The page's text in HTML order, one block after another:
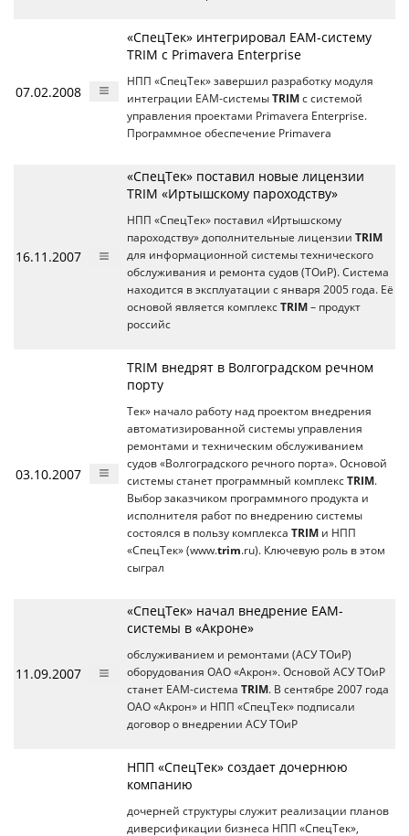
07.02.2008
«СпецТек» интегрировал EAM-систему
TRIM с Primavera Enterprise
НПП «СпецТек» завершил разработку модуля
интеграции EAM-системы TRIM с системой
управления проектами Primavera Enterprise.
Программное обеспечение Primavera
16.11.2007
«СпецТек» поставил новые лицензии
TRIM «Иртышскому пароходству»
НПП «СпецТек» поставил «Иртышскому
пароходству» дополнительные лицензии TRIM
для информационной системы технического
обслуживания и ремонта судов (ТОиР). Система
находится в эксплуатации с января 2005 года. Её
основой является комплекс TRIM – продукт
российс
03.10.2007
TRIM внедрят в Волгоградском речном
порту
Тек» начало работу над проектом внедрения
автоматизированной системы управления
ремонтами и техническим обслуживанием
судов «Волгоградского речного порта». Основой
системы станет программный комплекс TRIM.
Выбор заказчиком программного продукта и
исполнителя работ по внедрению системы
состоялся в пользу комплекса TRIM и НПП
«СпецТек» (www.trim.ru). Ключевую роль в этом
сыграл
11.09.2007
«СпецТек» начал внедрение EAM-
системы в «Акроне»
обслуживанием и ремонтами (АСУ ТОиР)
оборудования ОАО «Акрон». Основой АСУ ТОиР
станет EAM-система TRIM. В сентябре 2007 года
ОАО «Акрон» и НПП «СпецТек» подписали
договор о внедрении АСУ ТОиР
НПП «СпецТек» создает дочернюю
компанию
дочерней структуры служит реализации планов
диверсификации бизнеса НПП «СпецТек»,